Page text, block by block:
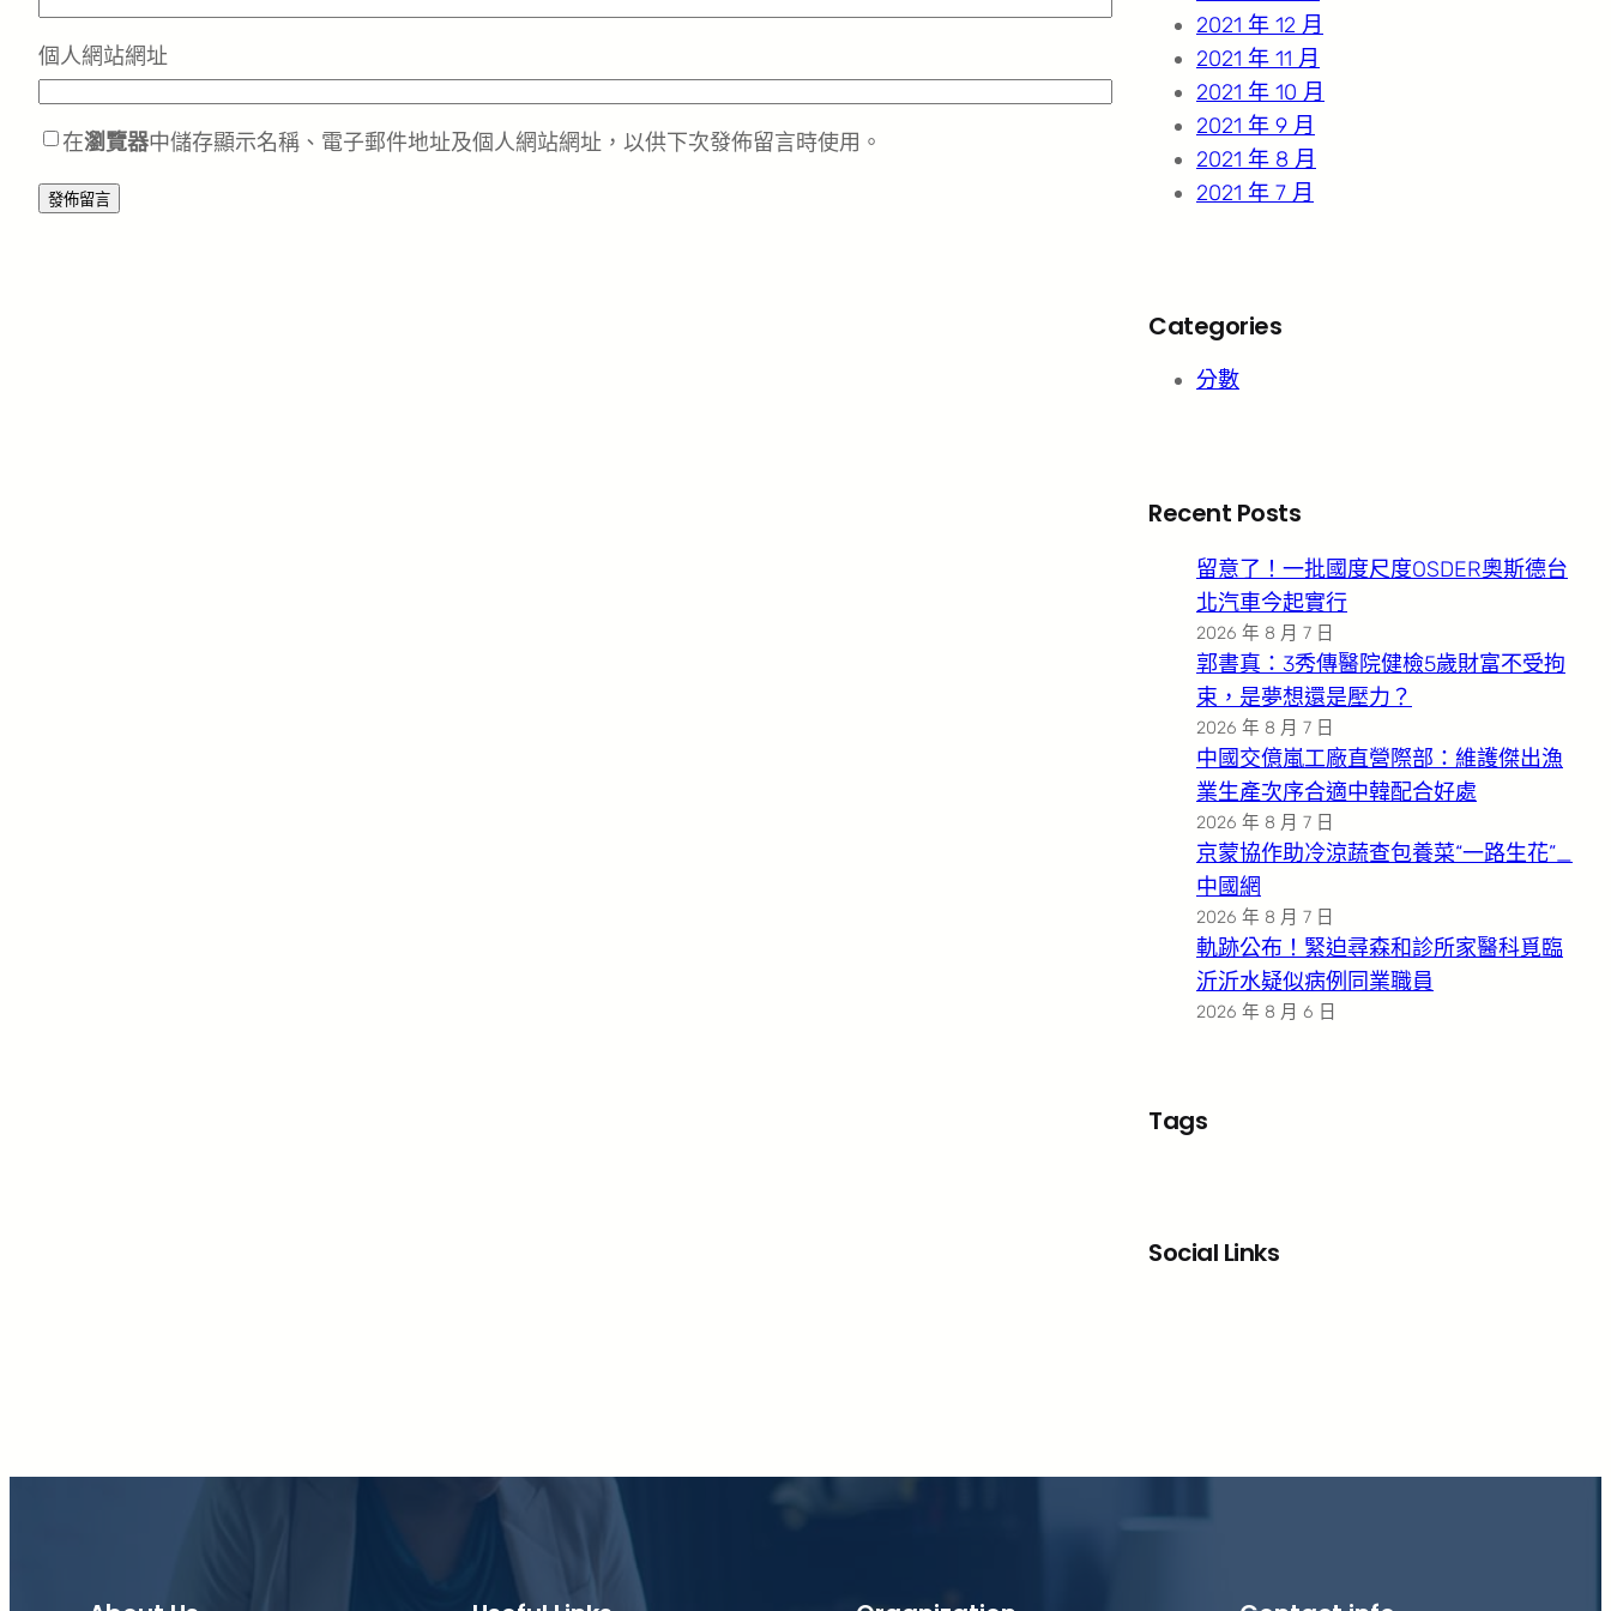
個人網站網址
在瀏覽器中儲存顯示名稱、電子郵件地址及個人網站網址，以供下次發佈留言時使用。
2021 年 12 月
2021 年 11 月
2021 年 10 月
2021 年 9 月
2021 年 8 月
2021 年 7 月
Categories
分數
Recent Posts
留意了！一批國度尺度OSDER奧斯德台
北汽車今起實行
2026 年 8 月 7 日
郭書真：3秀傳醫院健檢5歲財富不受拘
束，是夢想還是壓力？
2026 年 8 月 7 日
中國交億嵐工廠直營際部：維護傑出漁
業生產次序合適中韓配合好處
2026 年 8 月 7 日
京蒙協作助冷涼蔬查包養菜“一路生花”_
中國網
2026 年 8 月 7 日
軌跡公布！緊迫尋森和診所家醫科覓臨
沂沂水疑似病例同業職員
2026 年 8 月 6 日
Tags
Social Links